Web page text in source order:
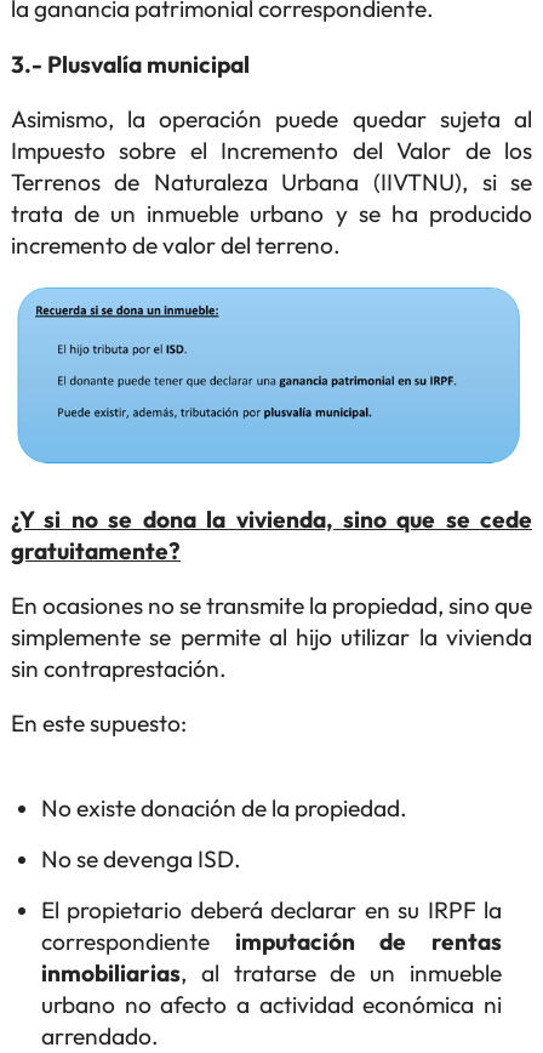
la ganancia patrimonial correspondiente.
3.- Plusvalía municipal
Asimismo, la operación puede quedar sujeta al
Impuesto sobre el Incremento del Valor de los
Terrenos de Naturaleza Urbana (IIVTNU), si se
trata de un inmueble urbano y se ha producido
incremento de valor del terreno.
¿Y si no se dona la vivienda, sino que se cede
gratuitamente?
En ocasiones no se transmite la propiedad, sino que
simplemente se permite al hijo utilizar la vivienda
sin contraprestación.
En este supuesto:
No existe donación de la propiedad.
No se devenga ISD.
El propietario deberá declarar en su IRPF la
correspondiente imputación de rentas
inmobiliarias, al tratarse de un inmueble
urbano no afecto a actividad económica ni
arrendado.